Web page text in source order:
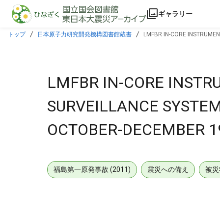
本文に飛ぶ
ギャラリー
トップ 日本原子力研究開発機構図書館蔵書 LMFBR IN-CORE
LMFBR IN-CORE
SURVEILLANCE
OCTOBER-DECEMBER
福島第一原発事故 (2011) 震災への備え 被災